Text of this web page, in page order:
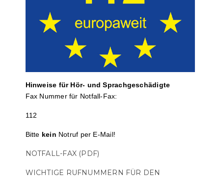
Hinweise für Hör- und Sprach­ge­schä­digte
Fax Nummer für Notfall-Fax:
112
Bitte kein Notruf per E-Mail!
NOTFALL-FAX (PDF)
WICHTIGE RUFNUMMERN FÜR DEN